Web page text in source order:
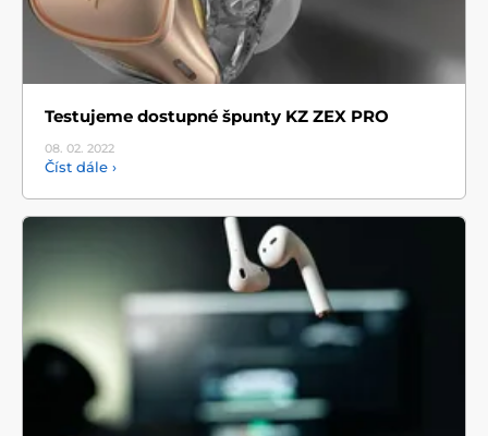
Testujeme dostupné špunty KZ ZEX PRO
08. 02. 2022
Číst dále ›